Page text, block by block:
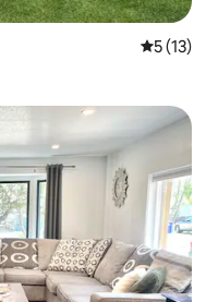
5 (13)
appréciés